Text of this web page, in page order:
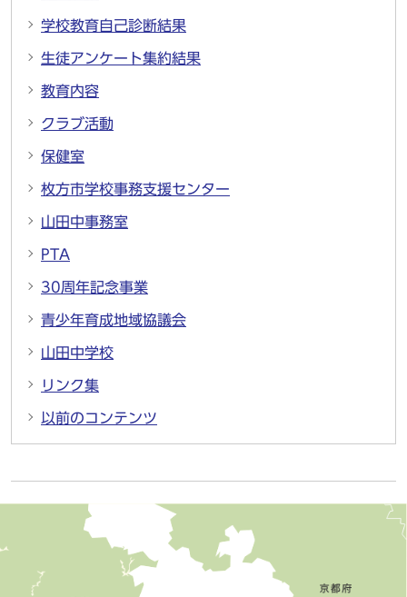
学校教育自己診断結果
生徒アンケート集約結果
教育内容
クラブ活動
保健室
枚方市学校事務支援センター
山田中事務室
PTA
30周年記念事業
青少年育成地域協議会
山田中学校
リンク集
以前のコンテンツ